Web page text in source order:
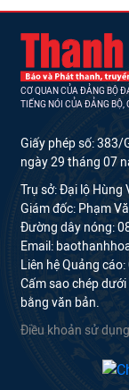
CƠ QUAN CỦA ĐẢNG BỘ
TIẾNG NÓI CỦA ĐẢNG
Giấy phép số: 383/
ngày 29 tháng 07
Trụ sở: Đại lộ Hùng
Giám đốc: Phạm
Đường dây nóng:
Email:
Liên hệ Quảng
Cấm sao chép
bằng văn bản.
Điều khoản sử dụng